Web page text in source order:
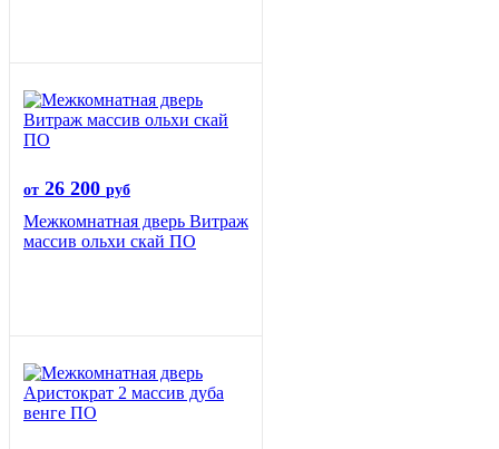
от 26 200 руб
Межкомнатная дверь Витраж
массив ольхи скай ПО